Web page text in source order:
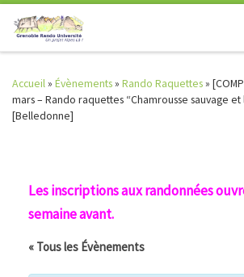
Skip to content
Accueil» Évènements» Rando Raquettes»
mars – Rando raquettes “Chamrousse sauvage et
[Belledonne]
Les inscriptions aux randonnées
semaine avant.
« Tous les Évènements